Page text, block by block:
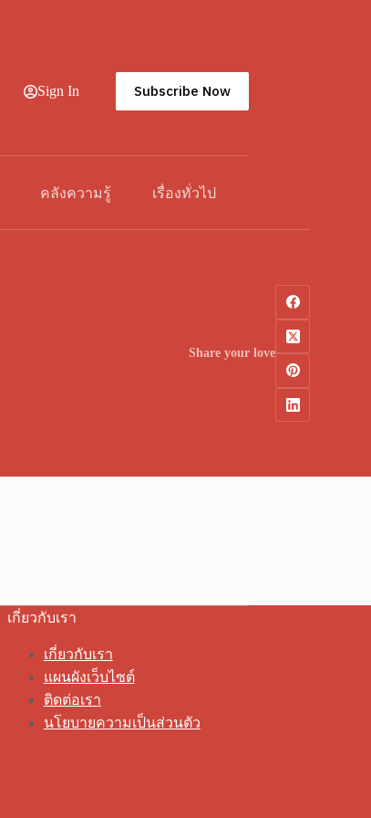
Sign In Subscribe Now
คลังความรู้ เรื่องทั่วไป
Share your love
เกี่ยวกับเรา
เกี่ยวกับเรา
แผนผังเว็บไซต์
ติดต่อเรา
นโยบายความเป็นส่วนตัว